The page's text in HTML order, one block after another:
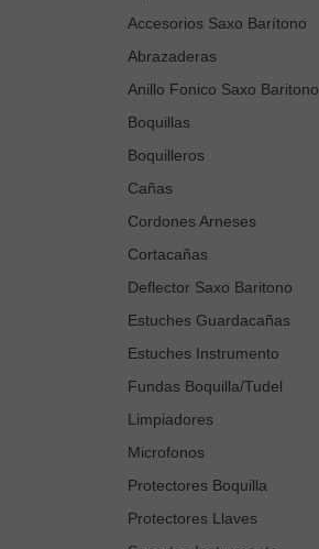
Accesorios Saxo Barítono
Abrazaderas
Anillo Fonico Saxo Baritono
Boquillas
Boquilleros
Cañas
Cordones Arneses
Cortacañas
Deflector Saxo Baritono
Estuches Guardacañas
Estuches Instrumento
Fundas Boquilla/Tudel
Limpiadores
Microfonos
Protectores Boquilla
Protectores Llaves